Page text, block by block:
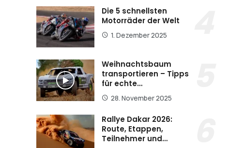
Die 5 schnellsten
Motorräder der Welt
1. Dezember 2025
Weihnachtsbaum
transportieren – Tipps
für echte…
28. November 2025
Rallye Dakar 2026:
Route, Etappen,
Teilnehmer und…